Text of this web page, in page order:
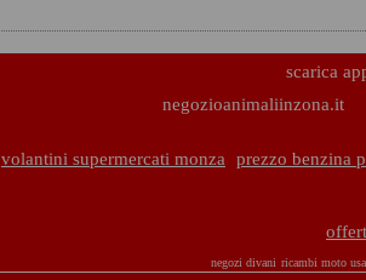
scarica
negozioanimaliinzona.it
volantini supermercati monza prezzo benzina
negozi divani ricambi moto